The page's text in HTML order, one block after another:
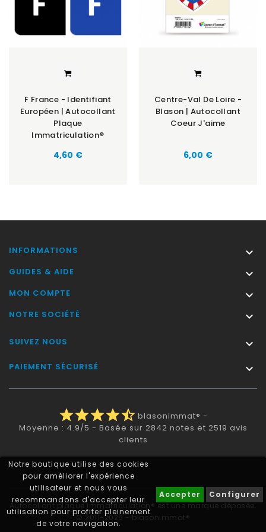
Notre boutique utilise des cookies
pour améliorer l'expérience
utilisateur et nous vous
recommandons d'accepter leur
utilisation pour profiter pleinement
de votre navigation.
Accepter Configurer
F France - Identifiant
Européen | Autocollant
Plaque
Immatriculation®
Prix
4,60 €
Centre-Val De Loire -
Blason | Autocollant
Coeur J'aime
Prix
6,00 €
INFORMATIONS 
GUIDES & AIDE 
MON COMPTE 
NOTRE SOCIÉTÉ 
SUIVEZ NOUS 
PAIEMENT SÉCURISÉ 
starstarstarstarstar_half blasonimmat® -
Moyenne : 4.9/5 - Basée sur 2842 notes et 2519 avis
clients
Autocollant plaque immatriculation® est une marque déposée.
© 2011-2026 - blasonimmat®